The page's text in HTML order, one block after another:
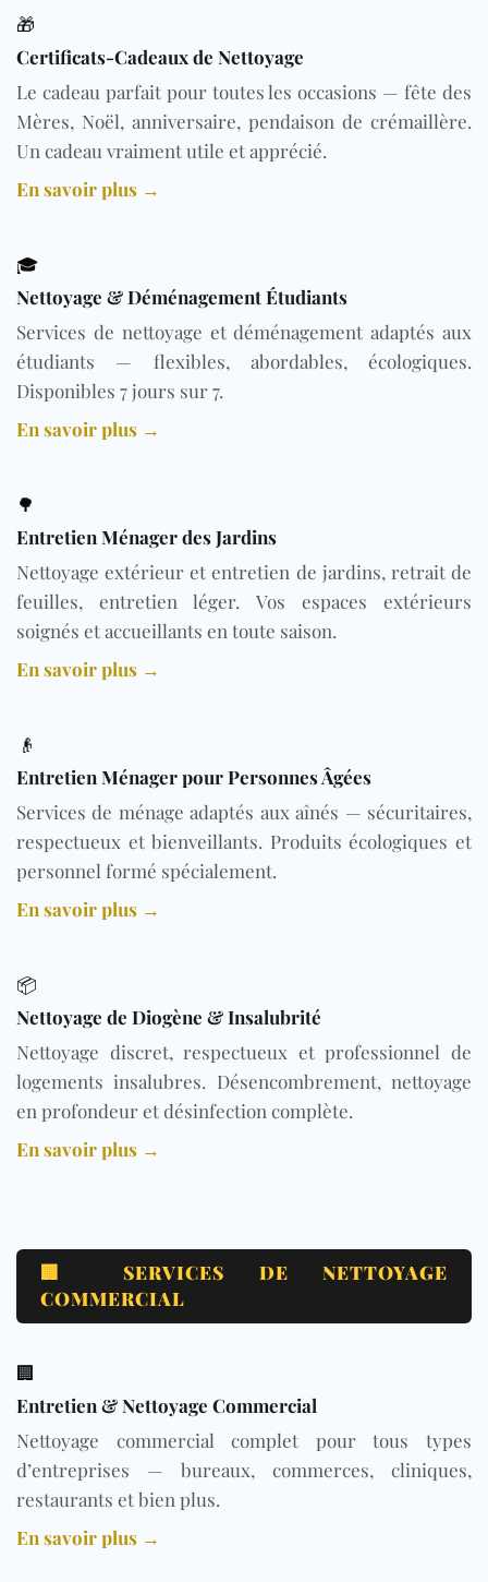
🎁
Certificats-Cadeaux de Nettoyage
Le cadeau parfait pour toutes les occasions — fête des
Mères, Noël, anniversaire, pendaison de crémaillère.
Un cadeau vraiment utile et apprécié.
En savoir plus →
🎓
Nettoyage & Déménagement Étudiants
Services de nettoyage et déménagement adaptés aux
étudiants — flexibles, abordables, écologiques.
Disponibles 7 jours sur 7.
En savoir plus →
🌳
Entretien Ménager des Jardins
Nettoyage extérieur et entretien de jardins, retrait de
feuilles, entretien léger. Vos espaces extérieurs
soignés et accueillants en toute saison.
En savoir plus →
👴
Entretien Ménager pour Personnes Âgées
Services de ménage adaptés aux aînés — sécuritaires,
respectueux et bienveillants. Produits écologiques et
personnel formé spécialement.
En savoir plus →
📦
Nettoyage de Diogène & Insalubrité
Nettoyage discret, respectueux et professionnel de
logements insalubres. Désencombrement, nettoyage
en profondeur et désinfection complète.
En savoir plus →
🏢 SERVICES DE NETTOYAGE
COMMERCIAL
🏢
Entretien & Nettoyage Commercial
Nettoyage commercial complet pour tous types
d’entreprises — bureaux, commerces, cliniques,
restaurants et bien plus.
En savoir plus →